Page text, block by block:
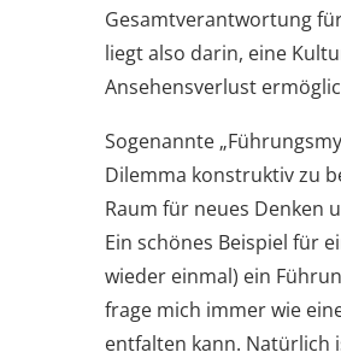
Gesamtverantwortung
liegt also darin, eine
Ansehensverlust
Sogenannte
Dilemma konstruktiv zu
Raum für neues Denken
Ein schönes Beispiel für
wieder einmal) ein
frage mich immer wie
entfalten kann. Natürlich